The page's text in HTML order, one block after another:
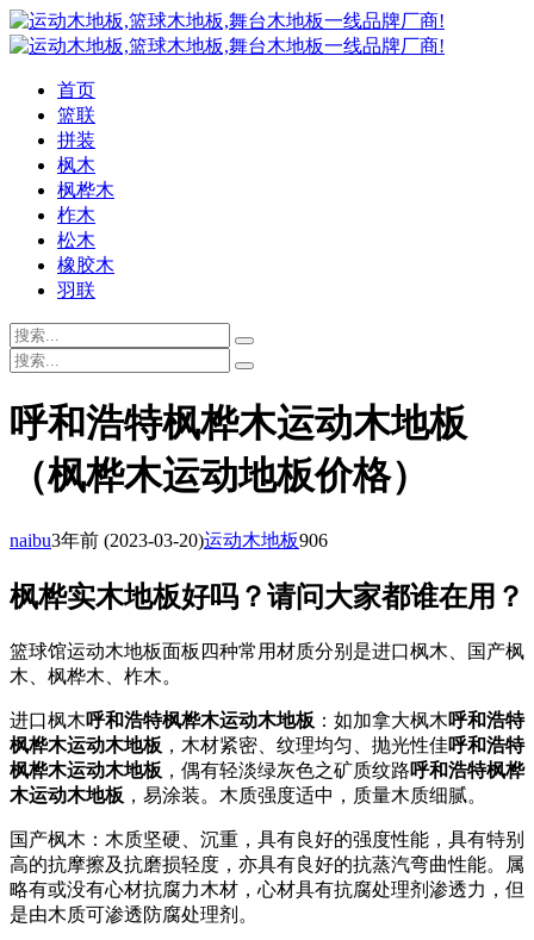
首页
篮联
拼装
枫木
枫桦木
柞木
松木
橡胶木
羽联
呼和浩特枫桦木运动木地板
（枫桦木运动地板价格）
naibu3年前 (2023-03-20)运动木地板906
枫桦实木地板好吗？请问大家都谁在用？
篮球馆运动木地板面板四种常用材质分别是进口枫木、国产枫
木、枫桦木、柞木。
进口枫木呼和浩特枫桦木运动木地板 ：如加拿大枫木呼和浩特
枫桦木运动木地板 ，木材紧密、纹理均匀、抛光性佳呼和浩特
枫桦木运动木地板 ，偶有轻淡绿灰色之矿质纹路呼和浩特枫桦
木运动木地板 ，易涂装。木质强度适中，质量木质细腻。
国产枫木：木质坚硬、沉重，具有良好的强度性能，具有特别
高的抗摩擦及抗磨损轻度，亦具有良好的抗蒸汽弯曲性能。属
略有或没有心材抗腐力木材，心材具有抗腐处理剂渗透力，但
是由木质可渗透防腐处理剂。